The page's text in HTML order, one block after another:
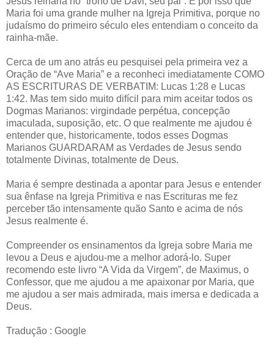
Maria foi uma grande mulher na Igreja Primitiva, porque no
judaísmo do primeiro século eles entendiam o conceito da
rainha-mãe.
Cerca de um ano atrás eu pesquisei pela primeira vez a
Oração de “Ave Maria” e a reconheci imediatamente COMO
AS ESCRITURAS DE VERBATIM: Lucas 1:28 e Lucas
1:42. Mas tem sido muito difícil para mim aceitar todos os
Dogmas Marianos: virgindade perpétua, concepção
imaculada, suposição, etc. O que realmente me ajudou é
entender que, historicamente, todos esses Dogmas
Marianos GUARDARAM as Verdades de Jesus sendo
totalmente Divinas, totalmente de Deus.
Maria é sempre destinada a apontar para Jesus e entender
sua ênfase na Igreja Primitiva e nas Escrituras me fez
perceber tão intensamente quão Santo e acima de nós
Jesus realmente é.
Compreender os ensinamentos da Igreja sobre Maria me
levou a Deus e ajudou-me a melhor adorá-lo. Super
recomendo este livro “A Vida da Virgem”, de Maximus, o
Confessor, que me ajudou a me apaixonar por Maria, que
me ajudou a ser mais admirada, mais imersa e dedicada a
Deus.
Tradução : Google